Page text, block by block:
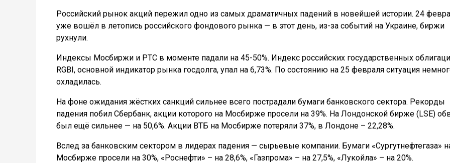
Российский рынок акций пережил одно из самых драматичных падений в новейшей истории. 24
уже вошёл в летопись российского фондового рынка — в этот день, из-за событий на Украине, биржи
рухнули.
Индексы Мосбиржи и РТС в моменте падали на 45-50%. Индекс российских государственных
RGBI, основной индикатор рынка госдолга, упал на 6,73%. По состоянию на 25 февраля ситуация
охладилась.
На фоне ожидания жёстких санкций сильнее всего пострадали бумаги банковского сектора. Рекорды
падения побил Сбербанк, акции которого на Мосбирже просели на 39%. На Лондонской бирже (LSE)
был ещё сильнее — на 50,6%. Акции ВТБ на Мосбирже потеряли 37%, в Лондоне – 22,28%.
Вслед за банковским сектором в лидерах падения — сырьевые компании. Бумаги «Сургутнефтегаза»
Мосбирже просели на 30%, «Роснефти» – на 28,6%, «Газпрома» – на 27,5%, «Лукойла» – на 20%.